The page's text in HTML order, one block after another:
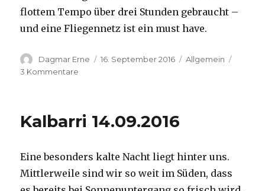
flottem Tempo über drei Stunden gebraucht –
und eine Fliegennetz ist ein must have.
Autor
Dagmar Erne
Veröffentlicht
16. September 2016 Kategorien
Allgemein
3 Kommentare
Kalbarri 14.09.2016
Eine besonders kalte Nacht liegt hinter uns.
Mittlerweile sind wir so weit im Süden, dass